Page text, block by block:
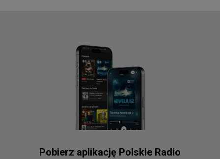
Pobierz aplikację Polskie Radio